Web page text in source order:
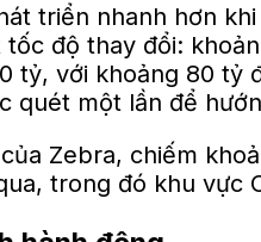
triển nhanh hơn
độ thay đổi:
tỷ, với khoảng 80
quét một lần để
Zebra, chiếm
trong đó khu vực